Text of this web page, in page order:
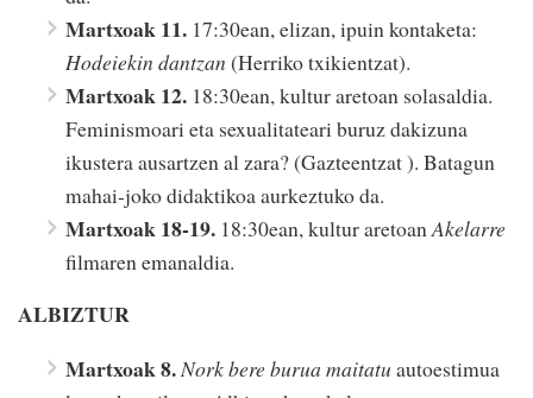
Martxoak 11. 17:30ean, elizan, ipuin kontaketa:
Hodeiekin dantzan (Herriko txikientzat).
Martxoak 12. 18:30ean, kultur aretoan solasaldia.
Feminismoari eta sexualitateari buruz dakizuna
ikustera ausartzen al zara? (Gazteentzat ). Batagun
mahai-joko didaktikoa aurkeztuko da.
Martxoak 18-19. 18:30ean, kultur aretoanAkelarre
filmaren emanaldia.
ALBIZTUR
Martxoak 8. Nork bere burua maitatu autoestimua